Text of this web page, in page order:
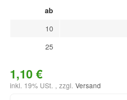
ab
10
25
1,10 €
inkl. 19% USt. , zzgl. Versand